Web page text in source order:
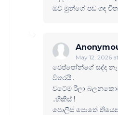
ඔව් මුන්ගේ පඩ ගඳ
May 12, 2026
ජෙප්පෝන්ගේ සද්ද
විතරයි..
වටේම රීලා
..හිකිස් !
පොලිස් පොතේ